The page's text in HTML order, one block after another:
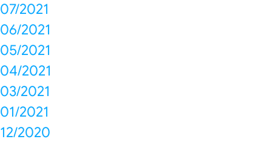
07/2021
06/2021
05/2021
04/2021
03/2021
01/2021
12/2020